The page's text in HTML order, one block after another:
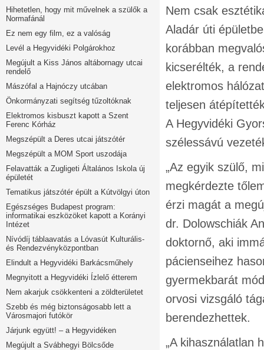
Hihetetlen, hogy mit művelnek a szülők a
Normafánál
Ez nem egy film, ez a valóság
Levél a Hegyvidéki Polgárokhoz
Megújult a Kiss János altábornagy utcai
rendelő
Mászófal a Hajnóczy utcában
Önkormányzati segítség tűzoltóknak
Elektromos kisbuszt kapott a Szent
Ferenc Kórház
Megszépült a Deres utcai játszótér
Megszépült a MOM Sport uszodája
Felavatták a Zugligeti Általános Iskola új
épületét
Tematikus játszótér épült a Kútvölgyi úton
Egészséges Budapest program:
informatikai eszközöket kapott a Korányi
Intézet
Nívódíj táblaavatás a Lóvasút Kulturális-
és Rendezvényközpontban
Elindult a Hegyvidéki Barkácsműhely
Megnyitott a Hegyvidéki Ízlelő étterem
Nem akarjuk csökkenteni a zöldterületet
Szebb és még biztonságosabb lett a
Városmajori futókör
Járjunk együtt! – a Hegyvidéken
Megújult a Svábhegyi Bölcsőde
Nem csak
Aladár úti
korábban
kicserélték, a
elektromos
teljesen
A Hegyvidéki
szélessávú
„Az egyik szülő,
megkérdezte
érzi magát a
dr. Dolowschiák
doktornő, aki
pácienseihez
gyermekbarát
orvosi vizsgáló
berendezhettek.
„A kihasználatlan